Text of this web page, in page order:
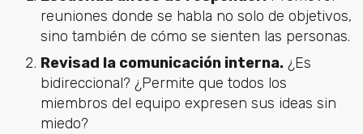
reuniones donde se habla no solo de objetivos,
sino también de cómo se sienten las personas.
Revisad la comunicación interna.¿Es
bidireccional? ¿Permite que todos los
miembros del equipo expresen sus ideas sin
miedo?